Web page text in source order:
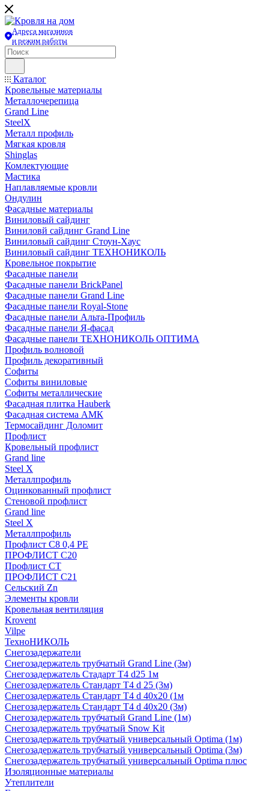
Адреса магазинов
и режим работы
Каталог
Кровельные материалы
Металлочерепица
Grand Line
SteelX
Металл профиль
Мягкая кровля
Shinglas
Комлектующие
Мастика
Наплавляемые кровли
Ондулин
Фасадные материалы
Виниловый сайдинг
Виниловй сайдинг Grand Line
Виниловый сайдинг Стоун-Хаус
Виниловый сайдинг ТЕХНОНИКОЛЬ
Кровельное покрытие
Фасадные панели
Фасадные панели BrickPanel
Фасадные панели Grand Line
Фасадные панели Royal-Stone
Фасадные панели Альта-Профиль
Фасадные панели Я-фасад
Фасадные панели ТЕХНОНИКОЛЬ ОПТИМА
Профиль волновой
Профиль декоративный
Софиты
Софиты виниловые
Софиты металлические
Фасадная плитка Hauberk
Фасадная система АМК
Термосайдинг Доломит
Профлист
Кровельный профлист
Grand line
Steel X
Металлпрофиль
Оцинкованный профлист
Стеновой профлист
Grand line
Steel X
Металлпрофиль
Профлист С8 0,4 РЕ
ПРОФЛИСТ С20
Профлист СТ
ПРОФЛИСТ С21
Сельский Zn
Элементы кровли
Кровельная вентиляция
Krovent
Vilpe
ТехноНИКОЛЬ
Снегозадержатели
Снегозадержатель трубчатый Grand Line (3м)
Снегозадержатель Стадарт Т4 d25 1м
Снегозадержатель Стандарт Т4 d 25 (3м)
Снегозадержатель Стандарт Т4 d 40х20 (1м
Снегозадержатель Стандарт Т4 d 40х20 (3м)
Снегозадержатель трубчатый Grand Line (1м)
Снегозадержатель трубчатый Snow Kit
Снегозадержатель трубчатый универсальный Optima (1м)
Снегозадержатель трубчатый универсальный Optima (3м)
Снегозадержатель трубчатый универсальный Optima плюс
Изоляционные материалы
Утеплители